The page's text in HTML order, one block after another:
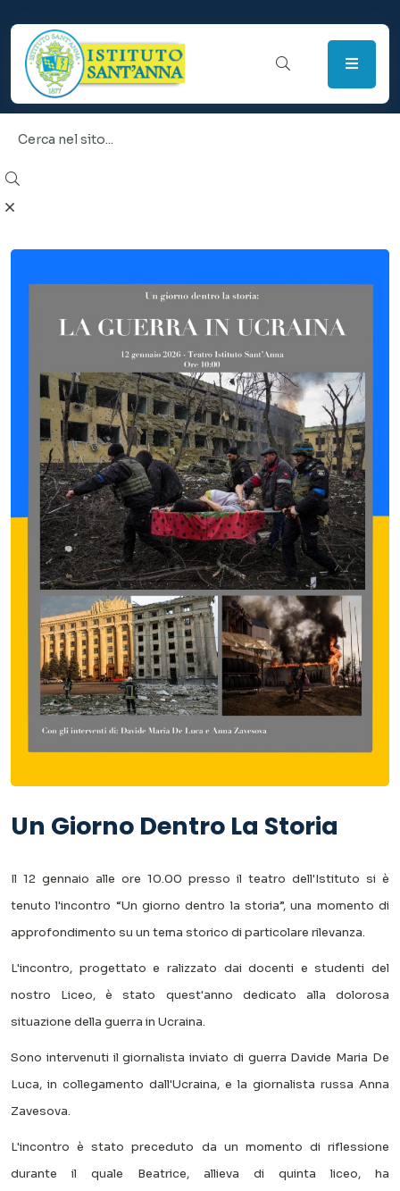
Un Giorno Dentro La Storia
Il 12 gennaio alle ore 10.00 presso il teatro dell'Istituto si è
tenuto l'incontro “Un giorno dentro la storia”, una momento di
approfondimento su un tema storico di particolare rilevanza.
L'incontro, progettato e ralizzato dai docenti e studenti del
nostro Liceo, è stato quest'anno dedicato alla dolorosa
situazione della guerra in Ucraina.
Sono intervenuti il giornalista inviato di guerra Davide Maria De
Luca, in collegamento dall'Ucraina, e la giornalista russa Anna
Zavesova.
L'incontro è stato preceduto da un momento di riflessione
durante il quale Beatrice, allieva di quinta liceo, ha